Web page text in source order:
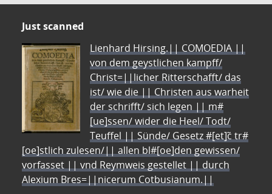
Just scanned
Lienhard Hirsing.|| COMOEDIA ||
von dem geystlichen kampff/
Christ=||licher Ritterschafft/ das
ist/ wie die || Christen aus warheit
der schrifft/ sich legen || m#
[ue]ssen/ wider die Heel/ Todt/
Teuffel || Sünde/ Gesetz #[et]c̃ tr#
[oe]stlich zulesen/|| allen bl#[oe]den gewissen/
vorfasset || vnd Reymweis gestellet || durch
Alexium Bres=||nicerum Cotbusianum.||